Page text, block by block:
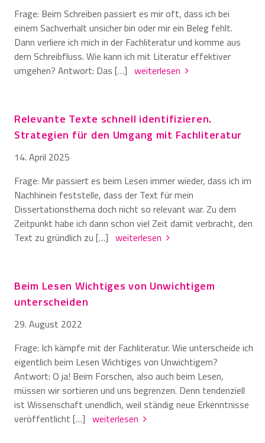
Frage: Beim Schreiben passiert es mir oft, dass ich bei
einem Sachverhalt unsicher bin oder mir ein Beleg fehlt.
Dann verliere ich mich in der Fachliteratur und komme aus
dem Schreibfluss. Wie kann ich mit Literatur effektiver
umgehen? Antwort: Das […] weiterlesen
Relevante Texte schnell identifizieren.
Strategien für den Umgang mit Fachliteratur
14. April 2025
Frage: Mir passiert es beim Lesen immer wieder, dass ich im
Nachhinein feststelle, dass der Text für mein
Dissertationsthema doch nicht so relevant war. Zu dem
Zeitpunkt habe ich dann schon viel Zeit damit verbracht, den
Text zu gründlich zu […] weiterlesen
Beim Lesen Wichtiges von Unwichtigem
unterscheiden
29. August 2022
Frage: Ich kämpfe mit der Fachliteratur. Wie unterscheide ich
eigentlich beim Lesen Wichtiges von Unwichtigem?
Antwort: O ja! Beim Forschen, also auch beim Lesen,
müssen wir sortieren und uns begrenzen. Denn tendenziell
ist Wissenschaft unendlich, weil ständig neue Erkenntnisse
veröffentlicht […] weiterlesen